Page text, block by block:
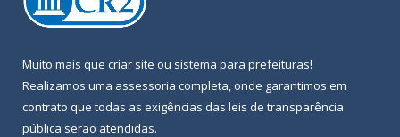
Muito mais que criar site ou sistema para prefeituras!
Realizamos uma assessoria completa, onde garantimos em
contrato que todas as exigências das leis de transparência
pública serão atendidas.